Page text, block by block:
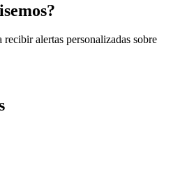
alertas personalizadas sobre